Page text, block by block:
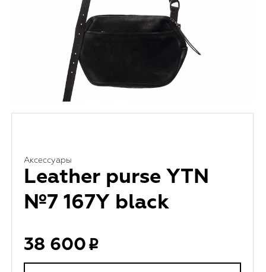
Аксессуары
Leather purse YTN
№7 167Y black
38 600